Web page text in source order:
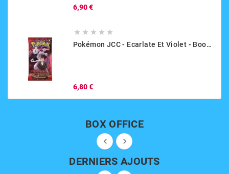
6,90 €Prix
    
Pokémon JCC - Écarlate Et Violet - Booster EV10 Rivalités Destinées
6,80 €Prix
BOX OFFICE
 
DERNIERS AJOUTS